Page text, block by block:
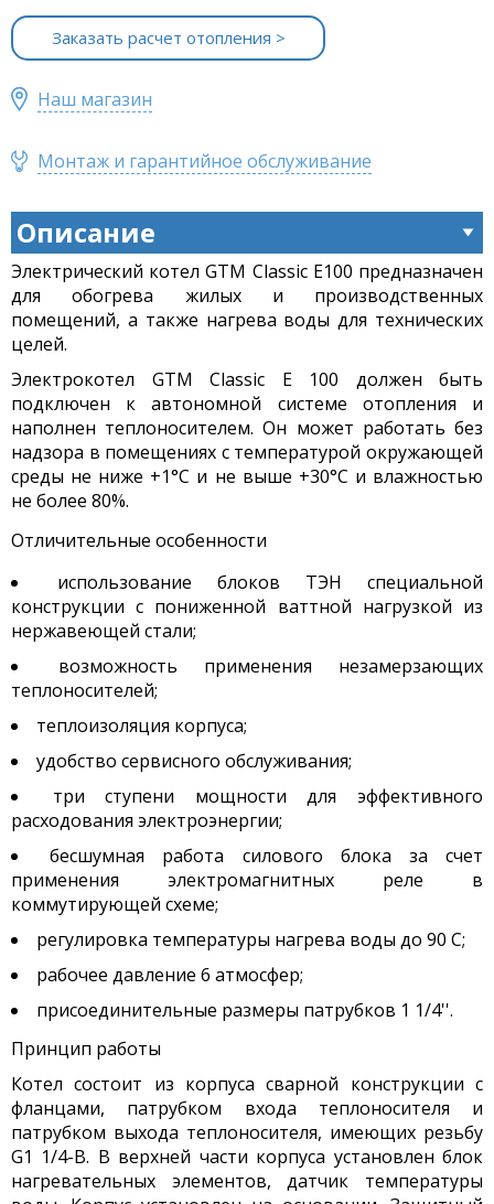
Заказать расчет отопления >
Наш магазин
Монтаж и гарантийное обслуживание
Описание
Электрический котел GTM Classic E100 предназначен
для обогрева жилых и производственных
помещений, а также нагрева воды для технических
целей.
Электрокотел GTM Classic E 100 должен быть
подключен к автономной системе отопления и
наполнен теплоносителем. Он может работать без
надзора в помещениях с температурой окружающей
среды не ниже +1°С и не выше +30°С и влажностью
не более 80%.
Отличительные особенности
использование блоков ТЭН специальной
конструкции с пониженной ваттной нагрузкой из
нержавеющей стали;
возможность применения незамерзающих
теплоносителей;
теплоизоляция корпуса;
удобство сервисного обслуживания;
три ступени мощности для эффективного
расходования электроэнергии;
бесшумная работа силового блока за счет
применения электромагнитных реле в
коммутирующей схеме;
регулировка температуры нагрева воды до 90 С;
рабочее давление 6 атмосфер;
присоединительные размеры патрубков 1 1/4''.
Принцип работы
Котел состоит из корпуса сварной конструкции с
фланцами, патрубком входа теплоносителя и
патрубком выхода теплоносителя, имеющих резьбу
G1 1/4-B. В верхней части корпуса установлен блок
нагревательных элементов, датчик температуры